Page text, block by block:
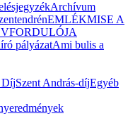
Archívum
EMLÉKMISE A
pályázatAmi bulis a
DíjSzent András-díjEgyéb